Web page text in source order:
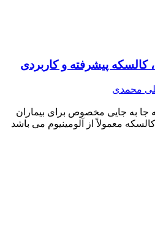
پیشرفته و کاربردی
محمدی
به جایی مخصوص برای بیماران
معمولاً از آلومینیوم می باشد